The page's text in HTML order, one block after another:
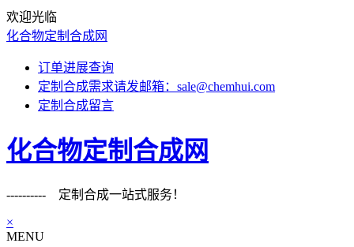
欢迎光临
化合物定制合成网
订单进展查询
定制合成需求请发邮箱：sale@chemhui.com
定制合成留言
化合物定制合成网
---------- 定制合成一站式服务！
×
MENU